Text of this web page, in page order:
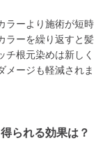
ラーより施術が短時
ラーを繰り返すと髪
チ根元染めは新しく
メージも軽減されま
られる効果は？